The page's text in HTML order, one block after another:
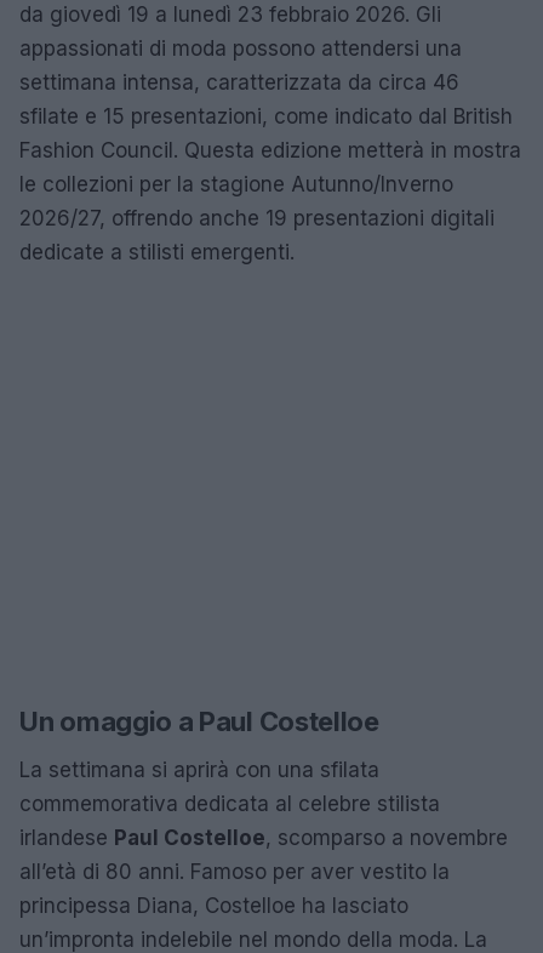
da giovedì 19 a lunedì 23 febbraio 2026. Gli
appassionati di moda possono attendersi una
settimana intensa, caratterizzata da circa 46
sfilate e 15 presentazioni, come indicato dal British
Fashion Council. Questa edizione metterà in mostra
le collezioni per la stagione Autunno/Inverno
2026/27, offrendo anche 19 presentazioni digitali
dedicate a stilisti emergenti.
Un omaggio a Paul Costelloe
La settimana si aprirà con una sfilata
commemorativa dedicata al celebre stilista
irlandese Paul Costelloe, scomparso a novembre
all’età di 80 anni. Famoso per aver vestito la
principessa Diana, Costelloe ha lasciato
un’impronta indelebile nel mondo della moda. La